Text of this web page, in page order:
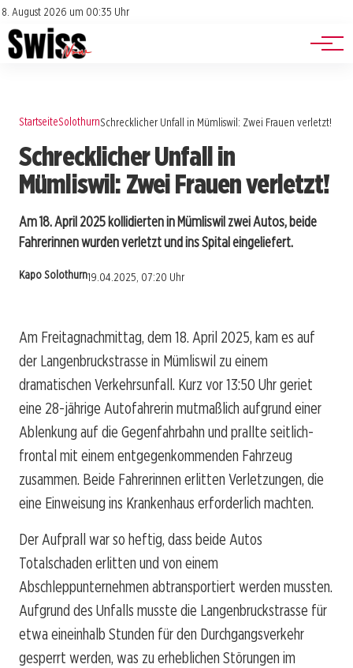
8. August 2026 um 00:35 Uhr
Impressum
Datenschutz
Jobs
Events
StartseiteSolothurnSchrecklicher Unfall in Mümliswil: Zwei Frauen verletzt!
Schrecklicher Unfall in
Mümliswil: Zwei Frauen verletzt!
Am 18. April 2025 kollidierten in Mümliswil zwei Autos, beide
Fahrerinnen wurden verletzt und ins Spital eingeliefert.
Kapo Solothurn19.04.2025, 07:20 Uhr
Am Freitagnachmittag, dem 18. April 2025, kam es auf
der Langenbruckstrasse in Mümliswil zu einem
dramatischen Verkehrsunfall. Kurz vor 13:50 Uhr geriet
eine 28-jährige Autofahrerin mutmaßlich aufgrund einer
Ablenkung auf die Gegenfahrbahn und prallte seitlich-
frontal mit einem entgegenkommenden Fahrzeug
zusammen. Beide Fahrerinnen erlitten Verletzungen, die
eine Einweisung ins Krankenhaus erforderlich machten.
Der Aufprall war so heftig, dass beide Autos
Totalschaden erlitten und von einem
Abschleppunternehmen abtransportiert werden mussten.
Aufgrund des Unfalls musste die Langenbruckstrasse für
etwa eineinhalb Stunden für den Durchgangsverkehr
gesperrt werden, was zu erheblichen Störungen im